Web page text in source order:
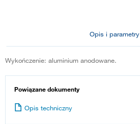
Opis i parametry
Wykończenie: aluminium anodowane.
Powiązane dokumenty
Opis techniczny